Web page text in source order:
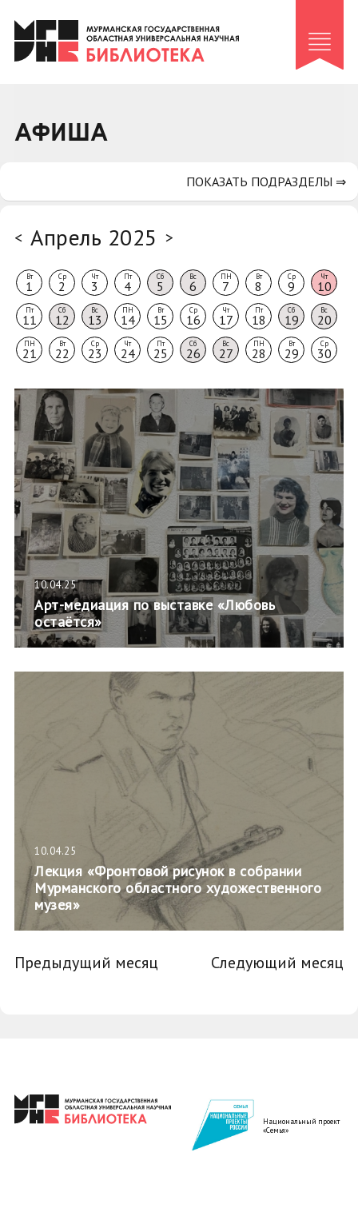
Клуб «Гиря и сельдерей»
Клуб «Семейный архив»
Коллегам
АФИША
< Апрель 2025 >
Вт
1
Ср
2
Чт
3
Пт
4
Сб
5
Вс
6
ПН
7
Вт
8
Ср
9
Чт
10
Пт
11
Сб
12
Вс
13
ПН
14
Вт
15
Ср
16
Чт
17
Пт
18
Сб
19
Вс
20
ПН
21
Вт
22
Ср
23
Чт
24
Пт
25
Сб
26
Вс
27
ПН
28
Вт
29
Ср
30
10.04.25
Арт-медиация по выставке «Любовь
остаётся»
10.04.25
Лекция «Фронтовой рисунок в собрании
Мурманского областного художественного
музея»
Предыдущий месяц Следующий месяц
ПОКАЗАТЬ ПОДРАЗДЕЛЫ ⇒
Национальный проект
«Семья»